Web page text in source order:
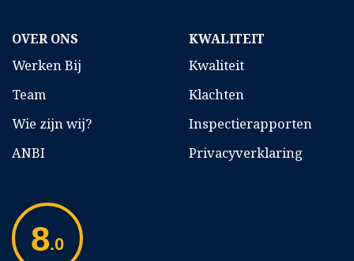
OVER ONS
Werken Bij
Team
Wie zijn wij?
ANBI
KWALITEIT
Kwaliteit
Klachten
Inspectierapporten
Privacyverklaring
8.0